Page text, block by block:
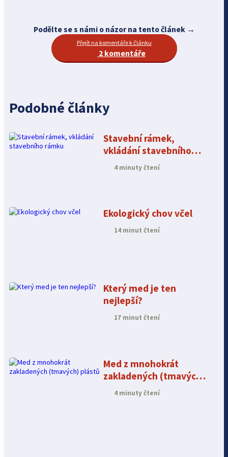
Podělte se s námi o názor na tento článek →
Přejít na komentáře k článku
2 komentáře
Podobné články
Stavební rámek,
vkládání stavebního
rámku
4 minuty čtení
Ekologický chov včel
14 minut čtení
Který med je ten
nejlepší?
17 minut čtení
Med z mnohokrát
zakladených (tmavých)
plástů
4 minuty čtení